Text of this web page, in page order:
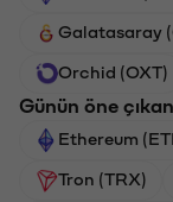
Galatasaray
Orchid (OXT)
Günün öne
Ethereum
Tron (TRX)